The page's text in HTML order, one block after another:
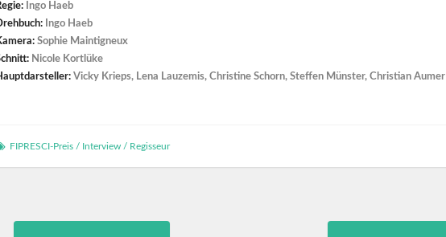
Ingo Haeb
Ingo Haeb
Sophie Maintigneux
Nicole Kortlüke
Vicky Krieps, Lena Lauzemis, Christine Schorn, Steffen Münster, Christian Aumer
FIPRESCI-Preis / Interview / Regisseur